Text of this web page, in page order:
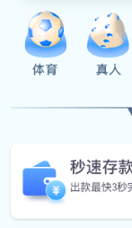
2024-10-23
- 2024 -基于人工
代理招商直营平
专业航空航天展览
表演为主要特征
更多